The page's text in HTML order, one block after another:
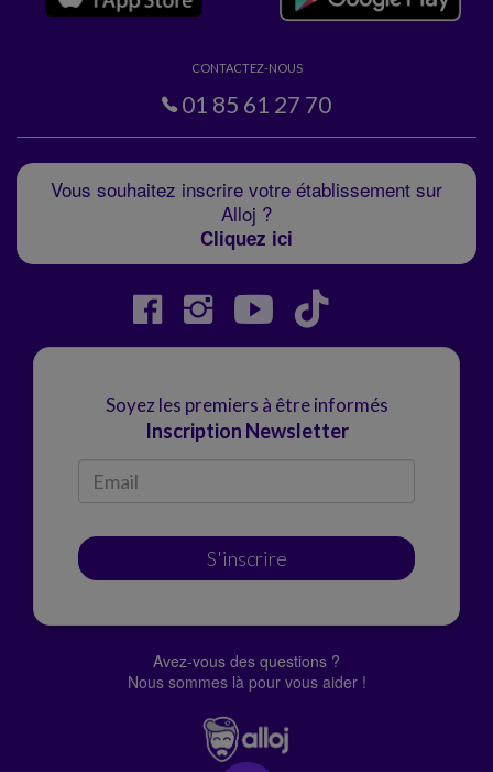
CONTACTEZ-NOUS
01 85 61 27 70
Vous souhaitez inscrire votre établissement sur
Alloj ?
Cliquez ici
Soyez les premiers à être informés
Inscription Newsletter
S'inscrire
Avez-vous des questions ?
Nous sommes là pour vous aider !